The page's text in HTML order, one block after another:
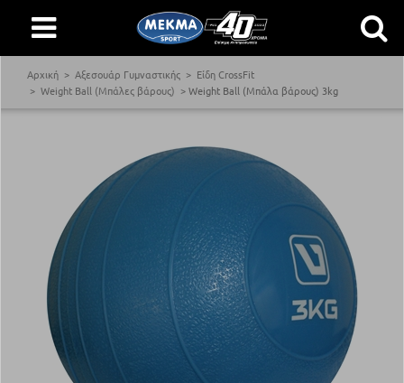
Αρχική Αξεσουάρ Γυμναστικής
Είδη CrossFit
Weight Ball (Μπάλες βάρους)
Weight Ball (Μπάλα βάρους) 3kg